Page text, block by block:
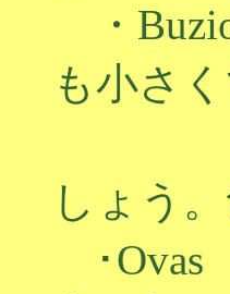
・
も小さ
しょう
･